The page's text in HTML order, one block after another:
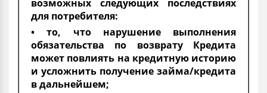
возможных следующих последствиях
для потребителя:
• то, что нарушение выполнения
обязательства по возврату Кредита
может повлиять на кредитную историю
и усложнить получение займа/кредита
в дальнейшем;